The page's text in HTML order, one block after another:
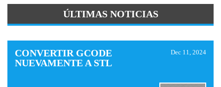
ÚLTIMAS NOTICIAS
CONVERTIR GCODE
NUEVAMENTE A STL
Dec 11, 2024